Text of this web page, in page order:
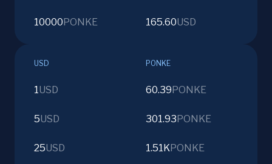
10000 PONKE 165.60USD
USD PONKE
1USD 60.39 PONKE
5USD 301.93 PONKE
25USD 1.51KPONKE